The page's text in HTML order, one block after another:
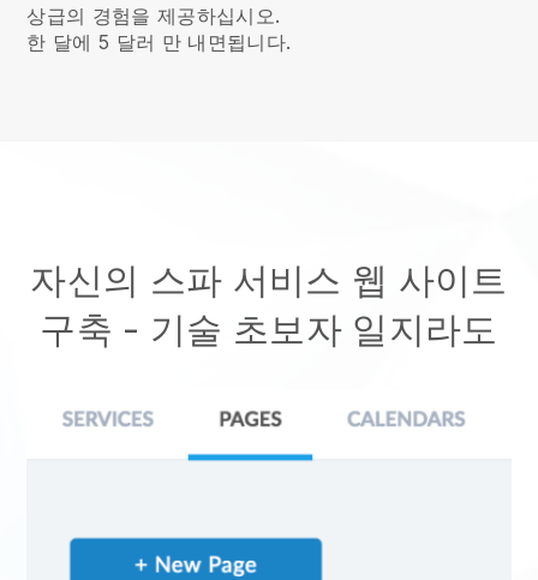
상급의 경험을 제공하십시오.
한 달에 5 달러 만 내면됩니다.
자신의 스파 서비스 웹 사이트
구축 - 기술 초보자 일지라도